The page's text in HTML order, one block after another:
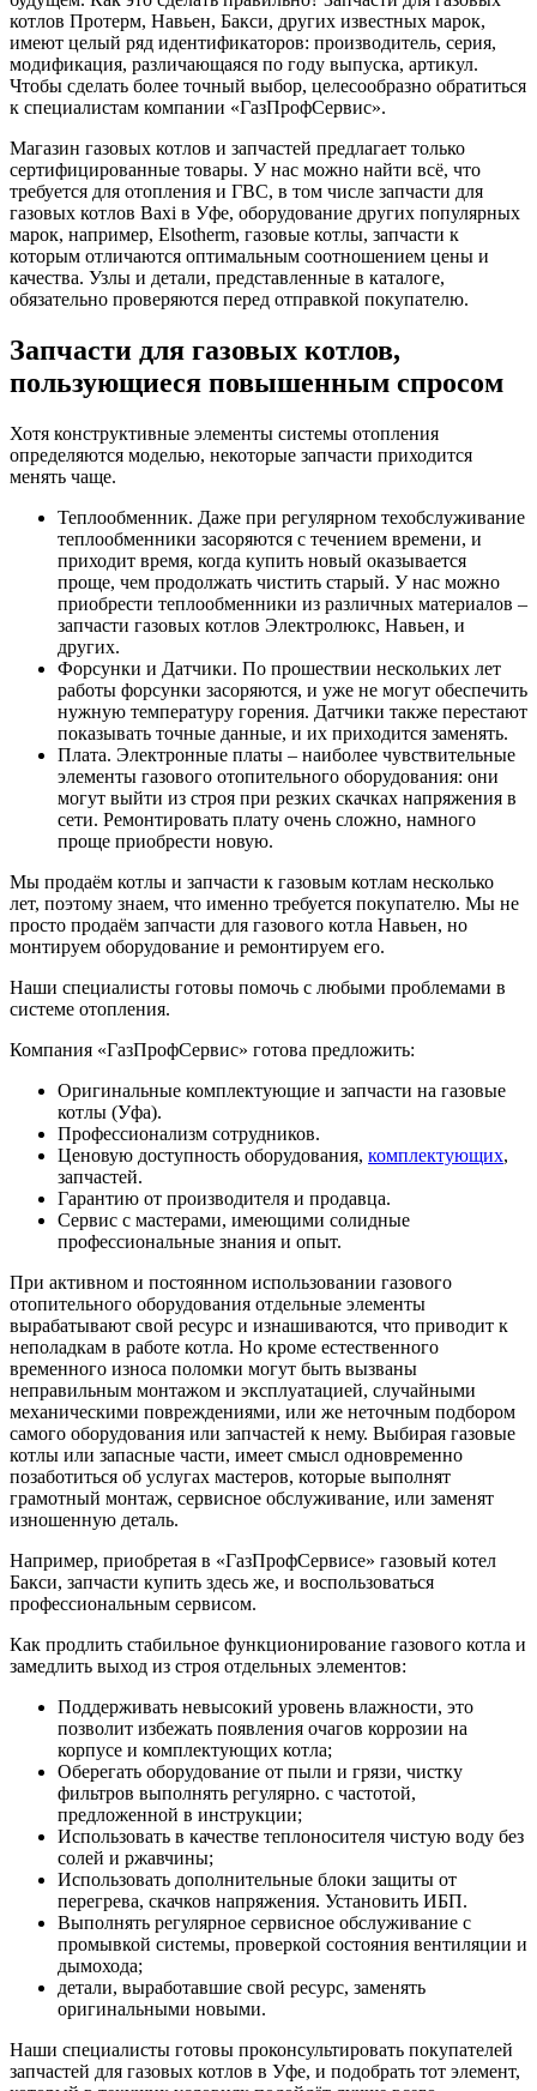
котлов Протерм, Навьен, Бакси, других известных марок,
имеют целый ряд идентификаторов: производитель, серия,
модификация, различающаяся по году выпуска, артикул.
Чтобы сделать более точный выбор, целесообразно обратиться
к специалистам компании «ГазПрофСервис».
Магазин газовых котлов и запчастей предлагает только
сертифицированные товары. У нас можно найти всё, что
требуется для отопления и ГВС, в том числе запчасти для
газовых котлов Baxi в Уфе, оборудование других популярных
марок, например, Elsotherm, газовые котлы, запчасти к
которым отличаются оптимальным соотношением цены и
качества. Узлы и детали, представленные в каталоге,
обязательно проверяются перед отправкой покупателю.
Запчасти для газовых котлов,
пользующиеся повышенным спросом
Хотя конструктивные элементы системы отопления
определяются моделью, некоторые запчасти приходится
менять чаще.
Теплообменник. Даже при регулярном техобслуживание
теплообменники засоряются с течением времени, и
приходит время, когда купить новый оказывается
проще, чем продолжать чистить старый. У нас можно
приобрести теплообменники из различных материалов –
запчасти газовых котлов Электролюкс, Навьен, и
других.
Форсунки и Датчики. По прошествии нескольких лет
работы форсунки засоряются, и уже не могут обеспечить
нужную температуру горения. Датчики также перестают
показывать точные данные, и их приходится заменять.
Плата. Электронные платы – наиболее чувствительные
элементы газового отопительного оборудования: они
могут выйти из строя при резких скачках напряжения в
сети. Ремонтировать плату очень сложно, намного
проще приобрести новую.
Мы продаём котлы и запчасти к газовым котлам несколько
лет, поэтому знаем, что именно требуется покупателю. Мы не
просто продаём запчасти для газового котла Навьен, но
монтируем оборудование и ремонтируем его.
Наши специалисты готовы помочь с любыми проблемами в
системе отопления.
Компания «ГазПрофСервис» готова предложить:
Оригинальные комплектующие и запчасти на газовые
котлы (Уфа).
Профессионализм сотрудников.
Ценовую доступность оборудования, комплектующих,
запчастей.
Гарантию от производителя и продавца.
Сервис с мастерами, имеющими солидные
профессиональные знания и опыт.
При активном и постоянном использовании газового
отопительного оборудования отдельные элементы
вырабатывают свой ресурс и изнашиваются, что приводит к
неполадкам в работе котла. Но кроме естественного
временного износа поломки могут быть вызваны
неправильным монтажом и эксплуатацией, случайными
механическими повреждениями, или же неточным подбором
самого оборудования или запчастей к нему. Выбирая газовые
котлы или запасные части, имеет смысл одновременно
позаботиться об услугах мастеров, которые выполнят
грамотный монтаж, сервисное обслуживание, или заменят
изношенную деталь.
Например, приобретая в «ГазПрофСервисе» газовый котел
Бакси, запчасти купить здесь же, и воспользоваться
профессиональным сервисом.
Как продлить стабильное функционирование газового котла и
замедлить выход из строя отдельных элементов:
Поддерживать невысокий уровень влажности, это
позволит избежать появления очагов коррозии на
корпусе и комплектующих котла;
Оберегать оборудование от пыли и грязи, чистку
фильтров выполнять регулярно. с частотой,
предложенной в инструкции;
Использовать в качестве теплоносителя чистую воду без
солей и ржавчины;
Использовать дополнительные блоки защиты от
перегрева, скачков напряжения. Установить ИБП.
Выполнять регулярное сервисное обслуживание с
промывкой системы, проверкой состояния вентиляции и
дымохода;
детали, выработавшие свой ресурс, заменять
оригинальными новыми.
Наши специалисты готовы проконсультировать покупателей
запчастей для газовых котлов в Уфе, и подобрать тот элемент,